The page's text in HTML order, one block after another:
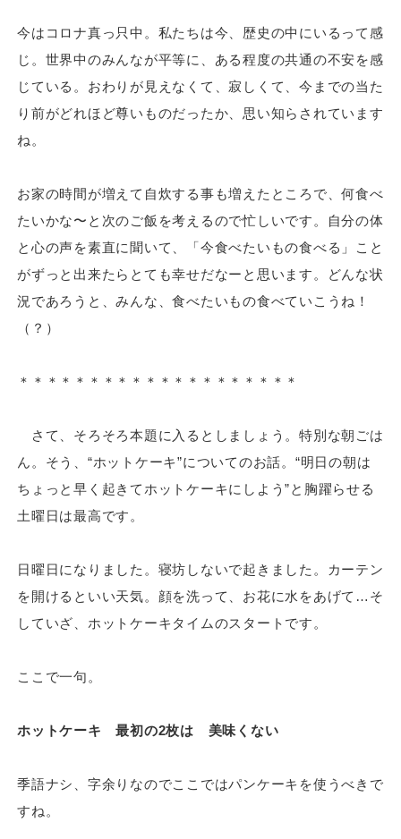
今はコロナ真っ只中。私たちは今、歴史の中にいるって感
じ。世界中のみんなが平等に、ある程度の共通の不安を感
じている。おわりが見えなくて、寂しくて、今までの当た
り前がどれほど尊いものだったか、思い知らされています
ね。
お家の時間が増えて自炊する事も増えたところで、何食べ
たいかな〜と次のご飯を考えるので忙しいです。自分の体
と心の声を素直に聞いて、「今食べたいもの食べる」こと
がずっと出来たらとても幸せだなーと思います。どんな状
況であろうと、みんな、食べたいもの食べていこうね！
（？）
＊＊＊＊＊＊＊＊＊＊＊＊＊＊＊＊＊＊＊＊
さて、そろそろ本題に入るとしましょう。特別な朝ごは
ん。そう、“ホットケーキ”についてのお話。“明日の朝は
ちょっと早く起きてホットケーキにしよう”と胸躍らせる
土曜日は最高です。
日曜日になりました。寝坊しないで起きました。カーテン
を開けるといい天気。顔を洗って、お花に水をあげて…そ
していざ、ホットケーキタイムのスタートです。
ここで一句。
ホットケーキ 最初の2枚は 美味くない
季語ナシ、字余りなのでここではパンケーキを使うべきで
すね。